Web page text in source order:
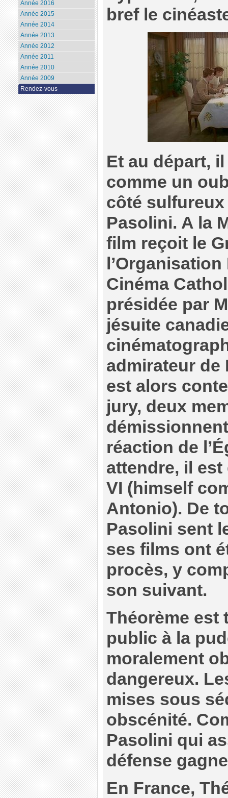
bref le
Et au départ,
comme un
côté
Pasolini. A la
film reçoit le
Cinéma
présidée par
jésuite
admirateur de
est alors
jury, deux
réaction de
attendre, il
VI (himself
Antonio). De
Pasolini sent
ses films ont
procès, y
son suivant.
Théorème est
public à la
moralement
dangereux.
mises sous
obscénité.
Pasolini qui
défense
En France,
Année 2016
Année 2015
Année 2014
Année 2013
Année 2012
Année 2011
Année 2010
Année 2009
Rendez-vous